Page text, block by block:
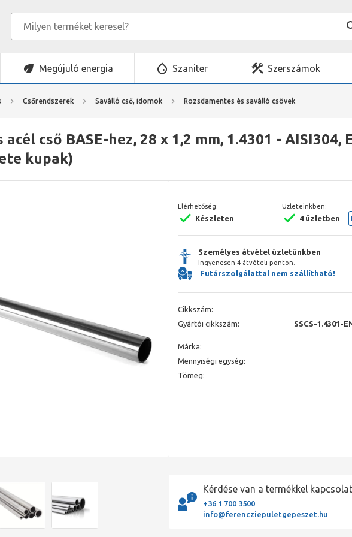
Megújuló energia Szaniter Szerszámok
Csőrendszerek Saválló cső, idomok Rozsdamentes és saválló csövek
acél cső BASE-hez, 28 x 1,2 mm, 1.4301 -
kupak)
Elérhetőség:
Készleten
Üzleteinkben:
4 üzletben
Személyes átvétel üzletünkben
Ingyenesen 4 átvételi ponton.
Futárszolgálattal nem szállítható!
Cikkszám:
Gyártói cikkszám:
SSCS-1.4301-
Márka:
Mennyiségi egység:
Tömeg:
Kérdése van a termékkel
+36 1 700 3500
info@ferencziepuletgepeszet.hu